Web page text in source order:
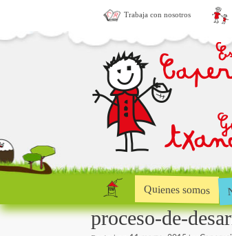
Trabaja con nosotros
Quienes somos
proceso-de-